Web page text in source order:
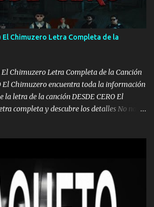
ya tienen rato que me agarran el colmillo
no sé esperaron Al tiro esta la PrimiZa
cargo al lado doy la mano al que su amigo y
abajo Y No me paran aquí hay pa más
a dar hasta topar pues no hay de otra...
El Chimuzero Letra Completa de la
El Chimuzero Letra Completa de la Canción
El Chimuzero encuentra toda la información
la letra de la canción DESDE CERO El
completa y descubre los detalles No nací
❌ Yo No limito los Sueños , si no existe
, Si me caigo me Levanto, Aprendo Del
Lodo ❌ www.elnorteduro.com ❌ El Dinero